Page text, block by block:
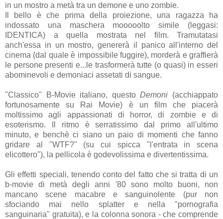
in un mostro a metà tra un demone e uno zombie.
Il bello è che prima della proiezione, una ragazza ha
indossato una maschera mooooolto simile (leggasi:
IDENTICA) a quella mostrata nel film. Tramutatasi
anch'essa in un mostro, genererà il panico all'interno del
cinema (dal quale è impossibile fuggire), morderà e graffierà
le persone presenti e...le trasformerà tutte (o quasi) in esseri
abominevoli e demoniaci assetati di sangue.
"Classico" B-Movie italiano, questoDemoni (acchiappato
fortunosamente su Rai Movie) è un film che piacerà
moltissimo agli appassionati di horror, di zombie e di
esoterismo. Il ritmo è serratissimo dal primo all'ultimo
minuto, e benchè ci siano un paio di momenti che fanno
gridare al "WTF?" (su cui spicca "l'entrata in scena
elicottero"), la pellicola è godevolissima e divertentissima.
Gli effetti speciali, tenendo conto del fatto che si tratta di un
b-movie di metà degli anni '80 sono molto buoni, non
mancano scene macabre e sanguinolente (pur non
sfociando mai nello splatter e nella "pornografia
sanguinaria" gratuita), e la colonna sonora - che comprende